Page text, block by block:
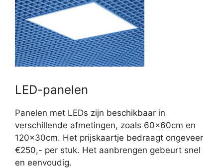
LED-panelen
Panelen met LEDs zijn beschikbaar in
verschillende afmetingen, zoals 60x60cm en
120x30cm. Het prijskaartje bedraagt ongeveer
€250,- per stuk. Het aanbrengen gebeurt snel
en eenvoudig.